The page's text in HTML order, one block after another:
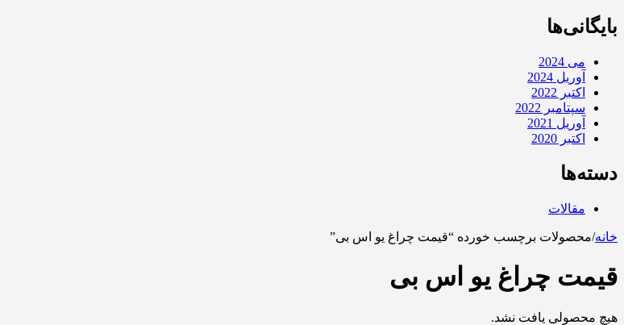
بایگانی‌ها
می 2024
آوریل 2024
اکتبر 2022
سپتامبر 2022
آوریل 2021
اکتبر 2020
دسته‌ها
مقالات
خانه/محصولات برچسب خورده “قیمت چراغ یو اس بی”
قیمت چراغ یو اس بی
هیچ محصولی یافت نشد.